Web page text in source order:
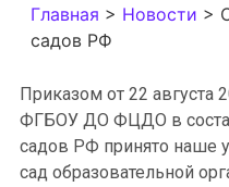
Главная > Новости >
садов РФ
Приказом от 22
ФГБОУ ДО ФЦДО в
садов РФ принято наше
сад образовательной